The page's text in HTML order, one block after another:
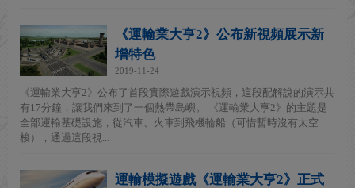
《運輸業大亨2》公布新視頻展示新
增特色
2019-11-24
《運輸業大亨2》公布了首段實際遊戲演示視頻，這段配解說的演示共
有17分鐘，讓我們來到了一個熱帶島嶼。 《運輸業大亨2》的主題是
全部運輸基礎設施，從汽車、火車到飛機輪船（可惜暫時沒有太空
梭），通過這段視...
運輸模擬遊戲《運輸業大亨2》正式